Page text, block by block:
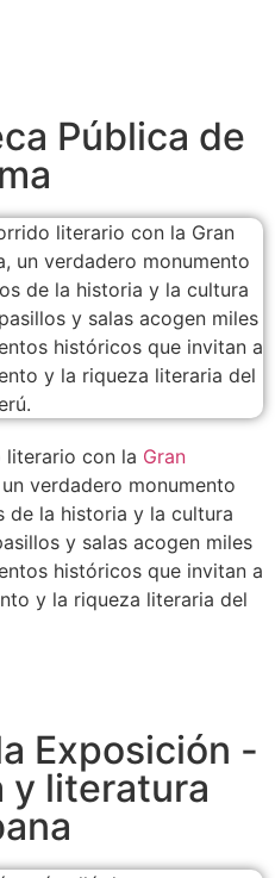
Pública de
literario con la Gran
un verdadero monumento
de la historia y la cultura
y salas acogen miles
históricos que invitan a
y la riqueza literaria del
Exposición -
y literatura